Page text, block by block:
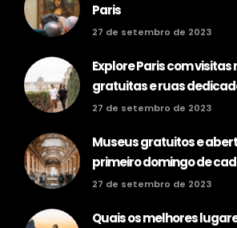
Paris
27 de setembro de 2023
Explore Paris com
gratuitas e ruas
27 de setembro de 2023
Museus gratuitos e
primeiro domingo de
27 de setembro de 2023
Quais os melhores